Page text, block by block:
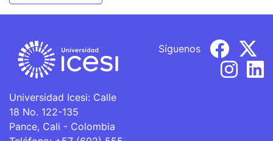
Universidad Icesi: Calle
18 No. 122-135
Pance, Cali - Colombia
Síguenos